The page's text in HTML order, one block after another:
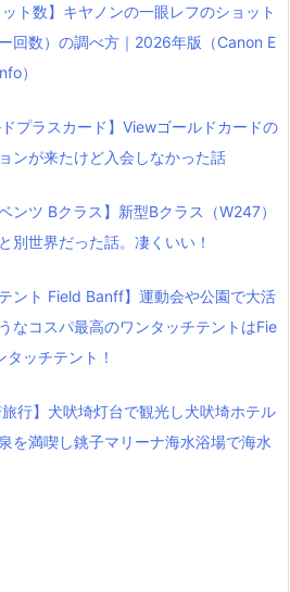
ット数】キヤノンの一眼レフのショット
回数）の調べ方｜2026年版（Canon E
）
ドプラスカード】Viewゴールドカードの
ンが来たけど入会しなかった話
ンツ Bクラス】新型Bクラス（W247）
別世界だった話。凄くいい！
テント Field Banff】運動会や公園で大活
なコスパ最高のワンタッチテントはFie
ッチテント！
旅行】犬吠埼灯台で観光し犬吠埼ホテル
を満喫し銚子マリーナ海水浴場で海水